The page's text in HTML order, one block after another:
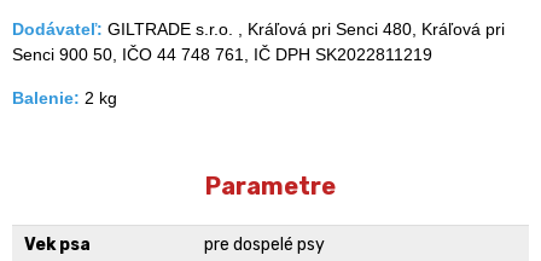
Dodávateľ: GILTRADE s.r.o. , Kráľová pri Senci 480, Kráľová pri
Senci 900 50, IČO 44 748 761, IČ DPH SK2022811219
Balenie: 2 kg
Parametre
Vek psa
pre dospelé psy